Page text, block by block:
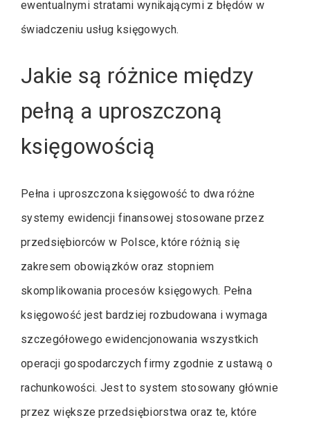
ewentualnymi stratami wynikającymi z błędów w
świadczeniu usług księgowych.
Jakie są różnice między
pełną a uproszczoną
księgowością
Pełna i uproszczona księgowość to dwa różne
systemy ewidencji finansowej stosowane przez
przedsiębiorców w Polsce, które różnią się
zakresem obowiązków oraz stopniem
skomplikowania procesów księgowych. Pełna
księgowość jest bardziej rozbudowana i wymaga
szczegółowego ewidencjonowania wszystkich
operacji gospodarczych firmy zgodnie z ustawą o
rachunkowości. Jest to system stosowany głównie
przez większe przedsiębiorstwa oraz te, które